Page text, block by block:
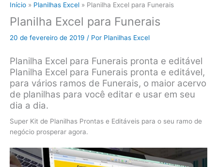
Início Planilhas Excel Planilha Excel para Funerais
Planilha Excel para Funerais
20 de fevereiro de 2019 / Por Planilhas Excel
Planilha Excel para Funerais pronta e editável
Planilha Excel para Funerais pronta e editável,
para vários ramos de Funerais, o maior acervo
de planilhas para você editar e usar em seu
dia a dia.
Super Kit de Planilhas Prontas e Editáveis para o seu ramo de
negócio prosperar agora.